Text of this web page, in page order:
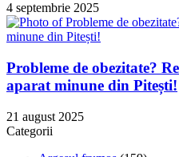
4 septembrie 2025
Probleme de obezitate?
aparat minune din Pitești!
21 august 2025
Categorii